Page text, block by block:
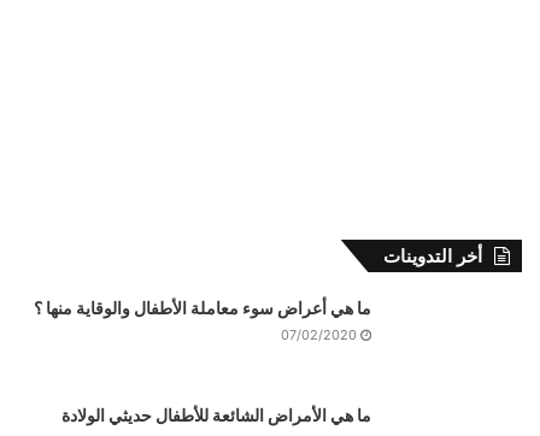
أخر التدوينات
ما هي أعراض سوء معاملة الأطفال والوقاية منها ؟
07/02/2020
ما هي الأمراض الشائعة للأطفال حديثي الولادة